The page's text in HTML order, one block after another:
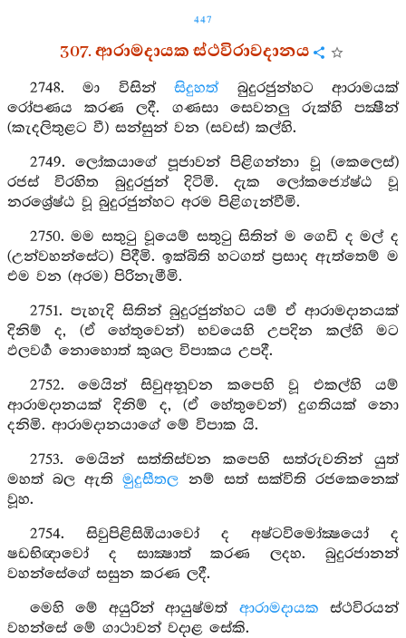
447
307. ආරාමදායක ස්ථවිරාවදානය
2748. මා විසින්සිදුහත්බුදුරජුන්හට ආරාමයක්
රෝපණය කරණ ලදී. ගණසා සෙවනලු රුක්හි පක්‍ෂීන්
(කැදලිතුළට වී) සන්සුන් වන (සවස්) කල්හි.
2749. ලෝකයාගේ පූජාවන් පිළිගන්නා වූ (කෙලෙස්)
රජස් විරහිත බුදුරජුන් දිටිමි. දැක ලෝකජ්‍යේෂ්ඨ වූ
නරශ්‍රේෂ්ඨ වූ බුදුරජුන්හට අරම පිළිගැන්වීමි.
2750. මම සතුටු වූයෙම් සතුටු සිතින් ම ගෙඩි ද මල් ද
(උන්වහන්සේට) පිදීමි. ඉක්බිති හටගත් ප්‍රසාද ඇත්තෙම් ම
එම වන (අරම) පිරිනැමීමි.
2751. පැහැදි සිතින් බුදුරජුන්හට යම් ඒ ආරාමදානයක්
දිනිම් ද, (ඒ හේතුවෙන්) භවයෙහි උපදින කල්හි මට
ඵලවර්‍ග නොහොත් කුශල විපාකය උපදී.
2752. මෙයින් සිවුඅනූවන කපෙහි වූ එකල්හි යම්
ආරාමදානයක් දිනිම් ද, (ඒ හේතුවෙන්) දුගතියක් නො
දනිමි. ආරාමදානයාගේ මේ විපාක යි.
2753. මෙයින් සත්තිස්වන කපෙහි සත්රුවනින් යුත්
මහත් බල ඇතිමුදුසීතල නම් සත් සක්විති රජකෙනෙක්
වූහ.
2754. සිවුපිළිසිඹියාවෝ ද අෂ්ටවිමෝක්‍ෂයෝ ද
ෂඩභිඥාවෝ ද සාක්‍ෂාත් කරණ ලදහ. බුදුරජානන්
වහන්සේගේ සසුන කරණ ලදී.
මෙහි මේ අයුරින් ආයුෂ්මත් ආරාමදායක ස්ථවිරයන්
වහන්සේ මේ ගාථාවන් වදාළ සේකි.